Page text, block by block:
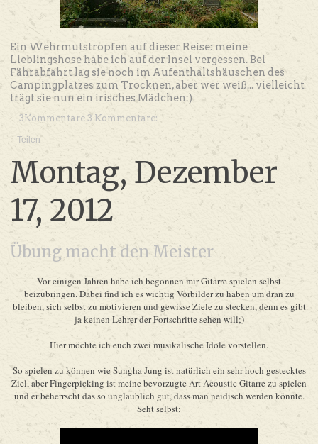
Ein Wehrmutstropfen auf dieser Reise: meine
Lieblingshose habe ich auf der Insel vergessen. Bei
Fährabfahrt lag sie noch im Aufenthaltshäuschen des
Campingplatzes zum Trocknen, aber wer weiß... vielleicht
trägt sie nun ein irisches Mädchen:)
3Kommentare 3 Kommentare:
Teilen
Montag, Dezember
17, 2012
Übung macht den Meister
Vor einigen Jahren habe ich begonnen mir Gitarre spielen selbst
beizubringen. Dabei find ich es wichtig Vorbilder zu haben um dran zu
bleiben, sich selbst zu motivieren und gewisse Ziele zu stecken, denn es gibt
ja keinen Lehrer der Fortschritte sehen will;)
Hier möchte ich euch zwei musikalische Idole vorstellen.
So spielen zu können wie Sungha Jung ist natürlich ein sehr hoch gestecktes
Ziel, aber Fingerpicking ist meine bevorzugte Art Acoustic Gitarre zu spielen
und er beherrscht das so unglaublich gut, dass man neidisch werden könnte.
Seht selbst: